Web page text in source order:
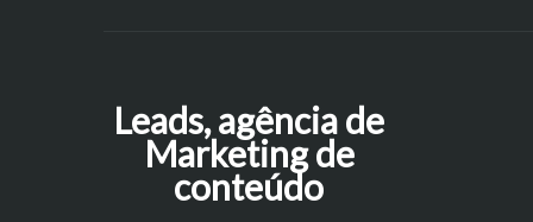
Leads, agência de
Marketing de
conteúdo